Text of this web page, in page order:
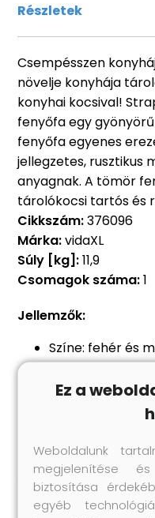
Részletek
Csempésszen
növelje konyhája
konyhai kocsival!
fenyőfa egy
fenyőfa egyenes
jellegzetes, rusztikus
anyagnak. A tömör
tárolókocsi tartós és
Cikkszám:376096
Márka:vidaXL
Súly [kg]:11,9
Csomagok száma:1
Jellemzők:
Színe: fehér és
Anyaga: tömör
Mérete: 60 x 40
Termékcsalád:
Ez a
Weboldalunk
megjelenítése
biztosítása
egyéb